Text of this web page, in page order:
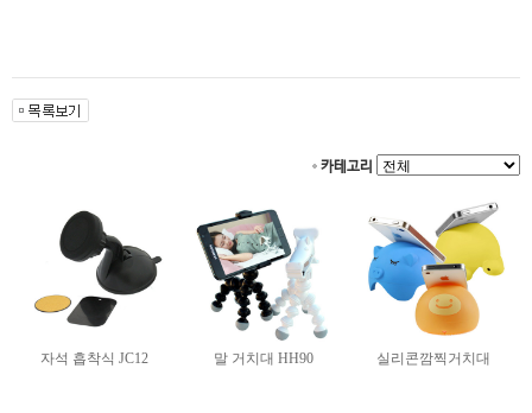
카테고리
자석 흡착식 JC12 말 거치대 HH90 실리콘깜찍거치대